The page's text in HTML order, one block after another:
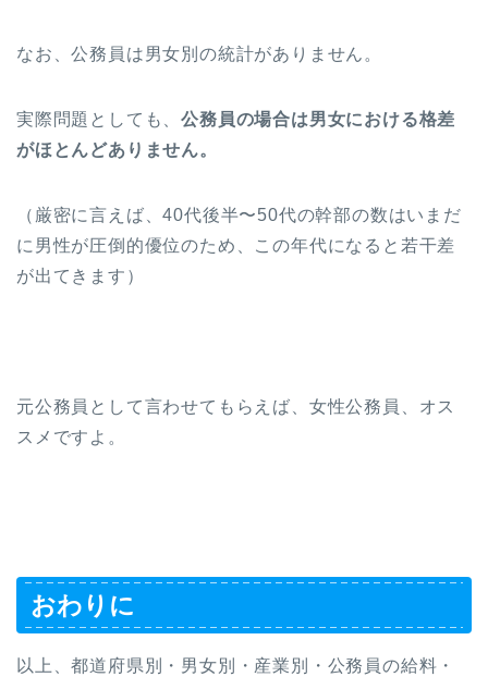
なお、公務員は男女別の統計がありません。
実際問題としても、公務員の場合は男女における格差
がほとんどありません。
（厳密に言えば、40代後半〜50代の幹部の数はいまだ
に男性が圧倒的優位のため、この年代になると若干差
が出てきます）
元公務員として言わせてもらえば、女性公務員、オス
スメですよ。
おわりに
以上、都道府県別・男女別・産業別・公務員の給料・